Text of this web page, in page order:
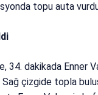
topu auta
34. dakikada Enner
Sağ çizgide topla